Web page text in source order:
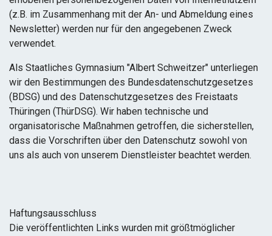
(z.B. im Zusammenhang mit der An- und Abmeldung eines
Newsletter) werden nur für den angegebenen Zweck
verwendet.
Als Staatliches Gymnasium "Albert Schweitzer" unterliegen
wir den Bestimmungen des Bundesdatenschutzgesetzes
(BDSG) und des Datenschutzgesetzes des Freistaats
Thüringen (ThürDSG). Wir haben technische und
organisatorische Maßnahmen getroffen, die sicherstellen,
dass die Vorschriften über den Datenschutz sowohl von
uns als auch von unserem Dienstleister beachtet werden.
Haftungsausschluss
Die veröffentlichten Links wurden mit größtmöglicher